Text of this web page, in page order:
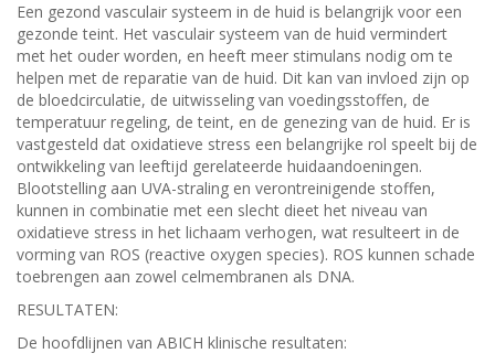
Een gezond vasculair systeem in de huid is belangrijk voor een
gezonde teint. Het vasculair systeem van de huid vermindert
met het ouder worden, en heeft meer stimulans nodig om te
helpen met de reparatie van de huid. Dit kan van invloed zijn op
de bloedcirculatie, de uitwisseling van voedingsstoffen, de
temperatuur regeling, de teint, en de genezing van de huid. Er is
vastgesteld dat oxidatieve stress een belangrijke rol speelt bij de
ontwikkeling van leeftijd gerelateerde huidaandoeningen.
Blootstelling aan UVA-straling en verontreinigende stoffen,
kunnen in combinatie met een slecht dieet het niveau van
oxidatieve stress in het lichaam verhogen, wat resulteert in de
vorming van ROS (reactive oxygen species). ROS kunnen schade
toebrengen aan zowel celmembranen als DNA.
RESULTATEN:
De hoofdlijnen van ABICH klinische resultaten: